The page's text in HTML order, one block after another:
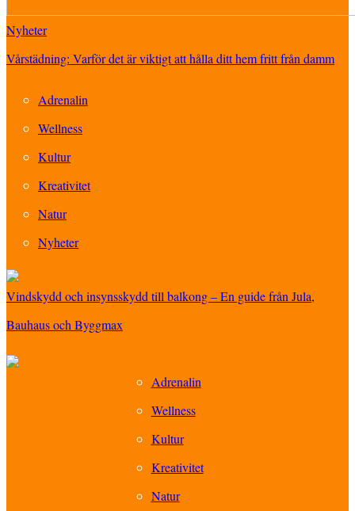
Nyheter
Vårstädning: Varför det är viktigt att hålla ditt hem fritt från damm
Adrenalin
Wellness
Kultur
Kreativitet
Natur
Nyheter
Vindskydd och insynsskydd till balkong – En guide från Jula,
Bauhaus och Byggmax
Adrenalin
Wellness
Kultur
Kreativitet
Natur